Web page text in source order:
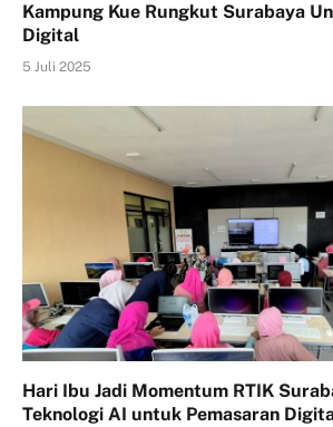
Kampung Kue Rungkut Surabaya
Digital
5 Juli 2025
Hari Ibu Jadi Momentum RTIK
Teknologi AI untuk Pemasaran